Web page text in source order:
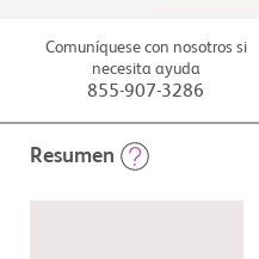
Comuníquese con nosotros si
necesita ayuda
855-907-3286
Resumen